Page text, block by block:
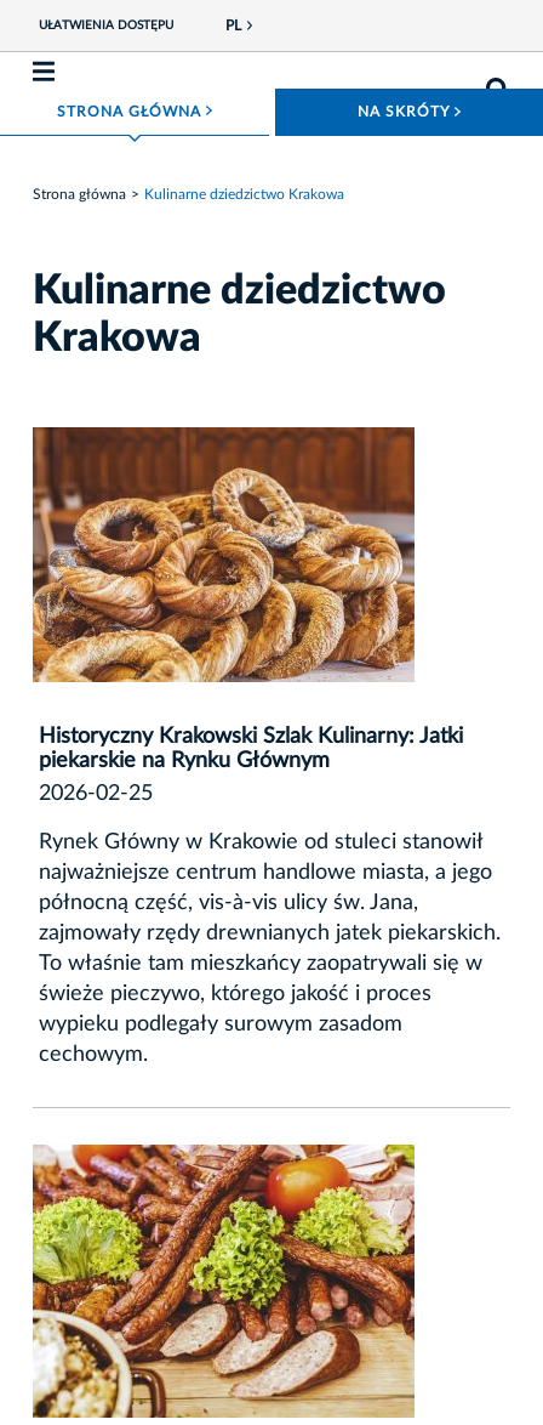
UŁATWIENIA DOSTĘPU PL
STRONA GŁÓWNA ROZWIŃ MENU NA SKRÓTY
Strona główna Kulinarne dziedzictwo Krakowa
Kulinarne dziedzictwo
Krakowa
Historyczny Krakowski Szlak Kulinarny: Jatki
piekarskie na Rynku Głównym
2026-02-25
Rynek Główny w Krakowie od stuleci stanowił
najważniejsze centrum handlowe miasta, a jego
północną część, vis-à-vis ulicy św. Jana,
zajmowały rzędy drewnianych jatek piekarskich.
To właśnie tam mieszkańcy zaopatrywali się w
świeże pieczywo, którego jakość i proces
wypieku podlegały surowym zasadom
cechowym.